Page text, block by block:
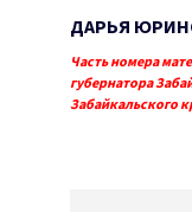
ДАРЬЯ
Часть номера
губернатора
Забайкальского